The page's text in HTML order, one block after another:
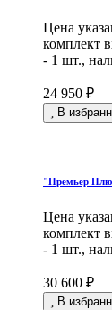
Цена
комплект
- 1 шт.,
24 950 ₽
В
"Премьер
Цена
комплект
- 1 шт.,
30 600 ₽
В